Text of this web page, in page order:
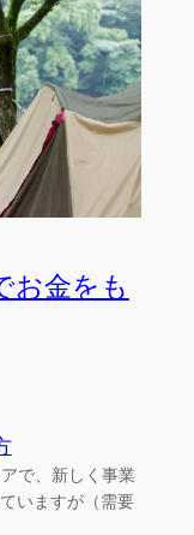
お金をも
で、新しく事業
いますが（需要